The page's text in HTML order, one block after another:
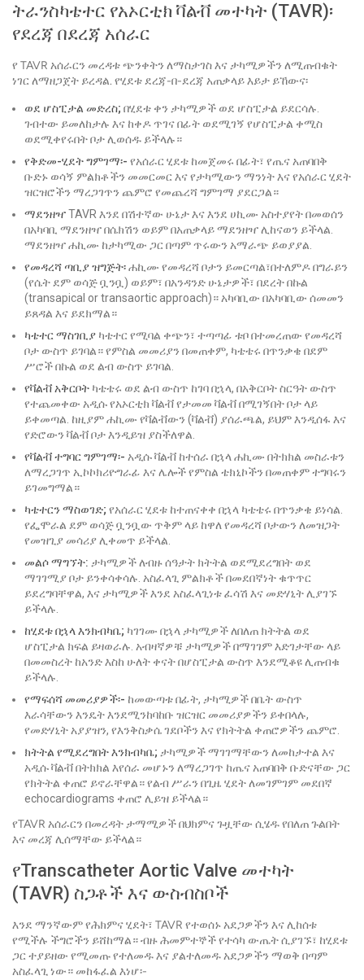
ትራንስካቴተር የአኦርቲክ ቫልቭ መተካት (TAVR)፡
የደረጃ በደረጃ አሰራር
የ TAVR አሰራርን መረዳቱ ጭንቀትን ለማስታገስ እና ታካሚዎችን ለሚጠብቁት
ነገር ለማዘጋጀት ይረዳል. የሂደቱ ደረጃ-በ-ደረጃ አጠቃላይ እይታ ይኸውና፡
ወደ ሆስፒታል መድረስ; በሂደቱ ቀን ታካሚዎች ወደ ሆስፒታል ይደርሳሉ.
ገብተው ይመለከታሉ እና ከቀዶ ጥገና በፊት ወደሚገኝ የሆስፒታል ቀሚስ
ወደሚቀየሩበት ቦታ ሊወሰዱ ይችላሉ።
የቅድመ-ሂደት ግምገማ፡- የአሰራር ሂደቱ ከመጀመሩ በፊት፣ የጤና አጠባበቅ
ቡድኑ ወሳኝ ምልክቶችን መመርመር እና የታካሚውን ማንነት እና የአሰራር ሂደት
ዝርዝሮችን ማረጋገጥን ጨምሮ የመጨረሻ ግምገማ ያደርጋል።
ማደንዘዣTAVR እንደ በሽተኛው ሁኔታ እና እንደ ሀኪሙ አስተያየት በመወሰን
በአካባቢ ማደንዘዣ በሴክሽን ወይም በአጠቃላይ ማደንዘዣ ሊከናወን ይችላል.
ማደንዘዣ ሐኪሙ ከታካሚው ጋር በጣም ጥሩውን አማራጭ ይወያያል.
የመዳረሻ ጣቢያ ዝግጅት፡ሐኪሙ የመዳረሻ ቦታን ይመርጣል፣በተለምዶ በግራይን
(የሴት ደም ወሳጅ ቧንቧ) ወይም፣ በአንዳንድ ሁኔታዎች፣ በደረት በኩል
(transapical or transaortic approach)። አካባቢው በአካባቢው ሰመመን
ይጸዳል እና ይደክማል።
ካቴተር ማስገቢያ ካቴተር የሚባል ቀጭን፣ ተጣጣፊ ቱቦ በተመረጠው የመዳረሻ
ቦታ ውስጥ ይገባል። የምስል መመሪያን በመጠቀም, ካቴቴሩ በጥንቃቄ በደም
ሥሮች በኩል ወደ ልብ ውስጥ ይገባል.
የቫልቭ አቅርቦት ካቴቴሩ ወደ ልብ ውስጥ ከገባ በኋላ, በአቅርቦት ስርዓት ውስጥ
የተጨመቀው አዲሱ የአኦርቲክ ቫልቭ የታመመ ቫልቭ በሚገኝበት ቦታ ላይ
ይቀመጣል. ከዚያም ሐኪሙ የቫልቭውን (ቫልቭ) ያሰራጫል, ይህም እንዲሰፋ እና
የድሮውን ቫልቭ ቦታ እንዲይዝ ያስችለዋል.
የቫልቭ ተግባር ግምገማ፡- አዲሱ ቫልቭ ከተሰራ በኋላ ሐኪሙ በትክክል መስራቱን
ለማረጋገጥ ኢኮኮክሪዮግራፊ እና ሌሎች የምስል ቴክኒኮችን በመጠቀም ተግባሩን
ይገመግማል።
ካቴተርን ማስወገድ; የአሰራር ሂደቱ ከተጠናቀቀ በኋላ ካቴቴሩ በጥንቃቄ ይነሳል.
የፌሞራል ደም ወሳጅ ቧንቧው ጥቅም ላይ ከዋለ የመዳረሻ ቦታውን ለመዝጋት
የመዝጊያ መሳሪያ ሊቀመጥ ይችላል.
መልሶ ማግኘት: ታካሚዎች ለብዙ ሰዓታት ክትትል ወደሚደረግበት ወደ
ማገገሚያ ቦታ ይንቀሳቀሳሉ. አስፈላጊ ምልክቶች በመደበኛነት ቁጥጥር
ይደረግባቸዋል, እና ታካሚዎች እንደ አስፈላጊነቱ ፈሳሽ እና መድሃኒት ሊያገኙ
ይችላሉ.
ከሂደቱ በኋላ እንክብካቤ; ካገገሙ በኋላ ታካሚዎች ለበለጠ ክትትል ወደ
ሆስፒታል ክፍል ይዛወራሉ. አብዛኛዎቹ ታካሚዎች በማገገም እድገታቸው ላይ
በመመስረት ከአንድ እስከ ሁለት ቀናት በሆስፒታል ውስጥ እንደሚቆዩ ሊጠብቁ
ይችላሉ.
የማፍሰሻ መመሪያዎች፡- ከመውጣቱ በፊት, ታካሚዎች በቤት ውስጥ
እራሳቸውን እንዴት እንደሚንከባከቡ ዝርዝር መመሪያዎችን ይቀበላሉ,
የመድሃኒት አያያዝን, የእንቅስቃሴ ገደቦችን እና የክትትል ቀጠሮዎችን ጨምሮ.
ክትትል የሚደረግበት እንክብካቤ; ታካሚዎች ማገገማቸውን ለመከታተል እና
አዲሱ ቫልቭ በትክክል እየሰራ መሆኑን ለማረጋገጥ ከጤና አጠባበቅ ቡድናቸው ጋር
የክትትል ቀጠሮ ይኖራቸዋል። የልብ ሥራን በጊዜ ሂደት ለመገምገም መደበኛ
echocardiograms ቀጠሮ ሊይዝ ይችላል።
የTAVR አሰራርን በመረዳት ታማሚዎች በህክምና ጉዟቸው ሲሄዱ የበለጠ ጉልበት
እና መረጃ ሊሰማቸው ይችላል።
የTranscatheter Aortic Valve መተካት
(TAVR) ስጋቶች እና ውስብስቦች
እንደ ማንኛውም የሕክምና ሂደት፣ TAVR የተወሰኑ አደጋዎችን እና ሊከሰቱ
የሚችሉ ችግሮችን ይሸከማል። ብዙ ሕመምተኞች የተሳካ ውጤት ሲያገኙ፣ ከሂደቱ
ጋር ተያይዘው የሚመጡ የተለመዱ እና ያልተለመዱ አደጋዎችን ማወቅ በጣም
አስፈላጊ ነው። መከፋፈል እነሆ፡-